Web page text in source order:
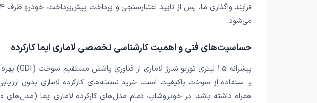
می‌شود.
حساسیت‌های فنی و اهمیت کارشناسی تخصصی لاماری ایما کارکرده
و استفاده از سوخت باکیفیت است. خرید نسخه‌های کارکرده لاماری بدون
همراه داشته باشد. در خودروشاپ، تمام مدل‌های کارکرده لاماری ایما (مدل‌های ۱۳۹۰ به بالا) پیش از تحویل، تحت